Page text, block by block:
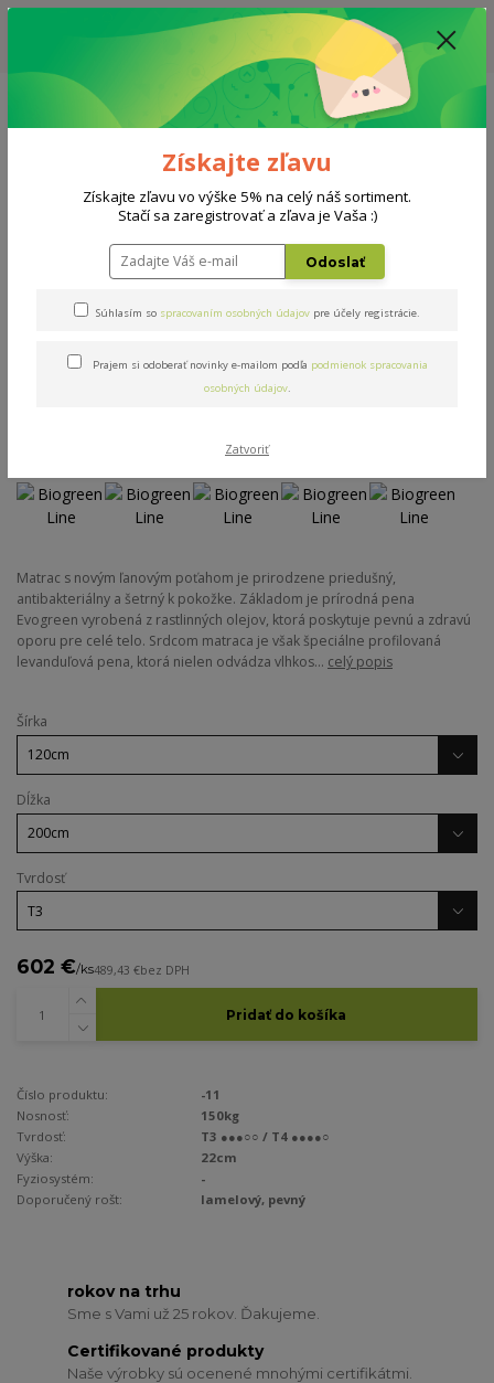
ZĽAVA: VŠETKY VYSTAVENÉ POSTELE ZA 400€ - CENA MATRACU A ROŠTU
PODĽA VÝBERU / DODACIA LEHOTA JE AKTUÁLNE 10-15 PRACOVNÝCH
Menu
0908 777 700 Po-So: 10-18 hod.
0
Matrace Biogreen Line
Biogreen Line
Novinka
Matrac s novým ľanovým poťahom je prirodzene priedušný,
antibakteriálny a šetrný k pokožke. Základom je prírodná pena
Evogreen vyrobená z rastlinných olejov, ktorá poskytuje pevnú a zdravú
oporu pre celé telo. Srdcom matraca je však špeciálne profilovaná
levanduľová pena, ktorá nielen odvádza vlhkos... celý popis
Šírka
Dĺžka
Tvrdosť
602 €/ks489,43 €bez DPH
Pridať do košíka
Číslo produktu:
-11
Nosnosť:
150kg
Tvrdosť:
T3 ●●●○○ / T4 ●●●●○
Výška:
22cm
Fyziosystém:
-
Doporučený rošt:
lamelový, pevný
rokov na trhu
Sme s Vami už 25 rokov. Ďakujeme.
Certifikované produkty
Naše výrobky sú ocenené mnohými certifikátmi.
Získajte zľavu
Získajte zľavu vo výške 5% na celý náš sortiment.
Stačí sa zaregistrovať a zľava je Vaša :)
Odoslať
Súhlasím so spracovaním osobných údajov pre účely registrácie.
Prajem si odoberať novinky e-mailom podľa podmienok spracovania
osobných údajov.
Zatvoriť